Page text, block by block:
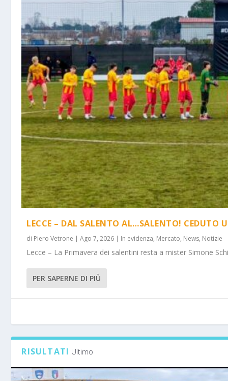
LECCE – DAL SALENTO AL…SALENTO! CEDUTO
di Piero Vetrone |Ago 7, 2026 | In evidenza, Mercato, News, Notizie
Lecce – La Primavera dei salentini resta a mister Simone
PER SAPERNE DI PIÙ
RISULTATI Ultimo